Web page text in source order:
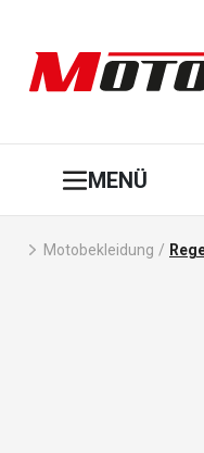
MENÜ
Motobekleidung /